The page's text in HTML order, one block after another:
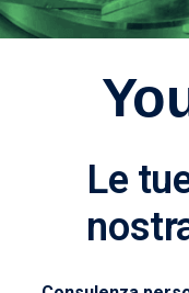
Le